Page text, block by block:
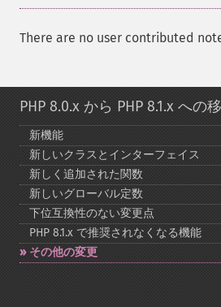
There are no user contributed
PHP 8.0.x から PHP 8.1.x への
新機能
新しいクラスとインターフェイス
新しく追加された関数
新しいグローバル定数
下位互換性のない変更点
PHP 8.1.x で推奨されなくなる機能
その他の変更